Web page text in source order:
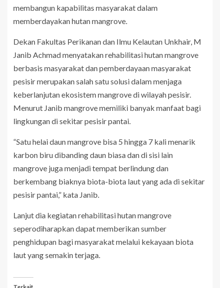
membangun kapabilitas masyarakat dalam
memberdayakan hutan mangrove.
Dekan Fakultas Perikanan dan Ilmu Kelautan Unkhair, M
Janib Achmad menyatakan rehabilitasi hutan mangrove
berbasis masyarakat dan pemberdayaan masyarakat
pesisir merupakan salah satu solusi dalam menjaga
keberlanjutan ekosistem mangrove di wilayah pesisir.
Menurut Janib mangrove memiliki banyak manfaat bagi
lingkungan di sekitar pesisir pantai.
“Satu helai daun mangrove bisa 5 hingga 7 kali menarik
karbon biru dibanding daun biasa dan di sisi lain
mangrove juga menjadi tempat berlindung dan
berkembang biaknya biota-biota laut yang ada di sekitar
pesisir pantai,” kata Janib.
Lanjut dia kegiatan rehabilitasi hutan mangrove
seperodiharapkan dapat memberikan sumber
penghidupan bagi masyarakat melalui kekayaan biota
laut yang semakin terjaga.